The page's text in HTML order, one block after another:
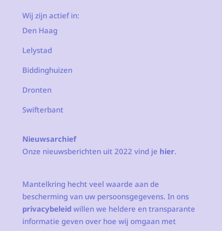
Wij zijn actief in:
Den Haag
Lelystad
Biddinghuizen
Dronten
Swifterbant
Nieuwsarchief
Onze nieuwsberichten uit 2022 vind je hier.
Mantelkring hecht veel waarde aan de
bescherming van uw persoonsgegevens. In ons
privacybeleidwillen we heldere en transparante
informatie geven over hoe wij omgaan met